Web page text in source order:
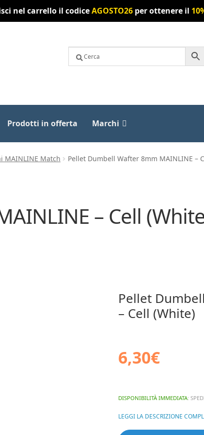
nel carrello il codiceAGOSTO26per ottenere il
Prodotti in offerta Marchi
MAINLINE Match Pellet Dumbell Wafter 8mm MAINLINE –
– Cell
Pellet
– Cell (White)
6,30€
DISPONIBILITÀ IMMEDIATA:
LEGGI LA DESCRIZIONE